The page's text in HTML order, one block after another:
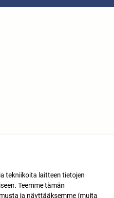
tekniikoita laitteen tietojen
Teemme tämän
ja näyttääksemme (muita